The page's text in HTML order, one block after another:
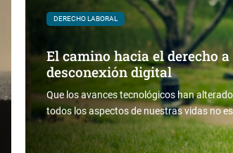
DERECHO LABORAL
El camino hacia el derecho a
desconexión digital
Que los avances tecnológicos han
todos los aspectos de nuestras vidas no